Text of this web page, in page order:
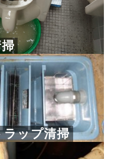
ラップ清掃